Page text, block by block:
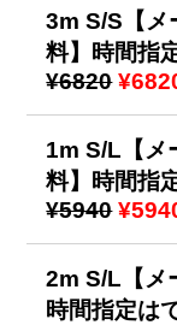
3m S/S【メ
料】時間指
¥6820
1m S/L【メ
料】時間指
¥5940
2m S/L【メ
時間指定は